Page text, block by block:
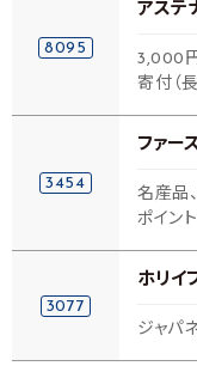
8095
アステ
3,000
寄付（
3454
ファー
名産品
ポイント
3077
ホリイ
ジャパ